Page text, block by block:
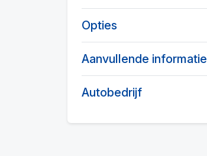
Opties
Aanvullende informatie
Autobedrijf